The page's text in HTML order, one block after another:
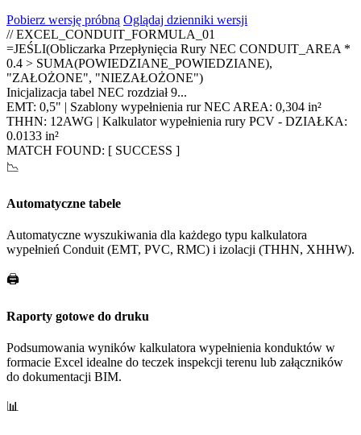
Pobierz wersję próbną Oglądaj dzienniki wersji
// EXCEL_CONDUIT_FORMULA_01
=JEŚLI(Obliczarka Przepłynięcia Rury NEC CONDUIT_AREA *
0.4 > SUMA(POWIEDZIANE_POWIEDZIANE),
"ZAŁOŻONE", "NIEZAŁOŻONE")
Inicjalizacja tabel NEC rozdział 9...
EMT: 0,5" | Szablony wypełnienia rur NEC AREA: 0,304 in²
THHN: 12AWG | Kalkulator wypełnienia rury PCV - DZIAŁKA:
0.0133 in²
MATCH FOUND: [ SUCCESS ]
📉
Automatyczne tabele
Automatyczne wyszukiwania dla każdego typu kalkulatora
wypełnień Conduit (EMT, PVC, RMC) i izolacji (THHN, XHHW).
🖨️
Raporty gotowe do druku
Podsumowania wyników kalkulatora wypełnienia konduktów w
formacie Excel idealne do teczek inspekcji terenu lub załączników
do dokumentacji BIM.
📊